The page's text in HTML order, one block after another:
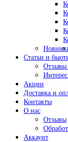
Статьи и
Отзывы
Акции
Доставка и
Контакты
О нас
Отзывы
Аккаунт